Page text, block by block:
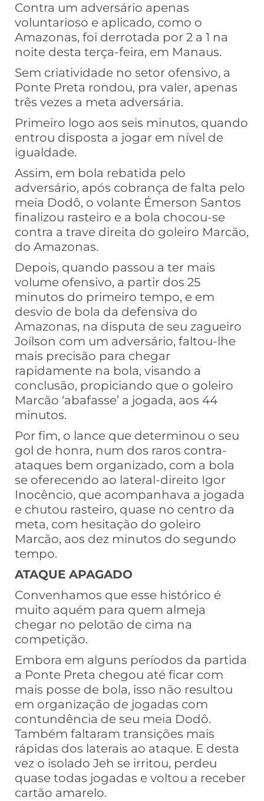
Contra um adversário apenas
voluntarioso e aplicado, como o
Amazonas, foi derrotada por 2 a 1 na
noite desta terça-feira, em Manaus.
Sem criatividade no setor ofensivo, a
Ponte Preta rondou, pra valer, apenas
três vezes a meta adversária.
Primeiro logo aos seis minutos, quando
entrou disposta a jogar em nível de
igualdade.
Assim, em bola rebatida pelo
adversário, após cobrança de falta pelo
meia Dodô, o volante Émerson Santos
finalizou rasteiro e a bola chocou-se
contra a trave direita do goleiro Marcão,
do Amazonas.
Depois, quando passou a ter mais
volume ofensivo, a partir dos 25
minutos do primeiro tempo, e em
desvio de bola da defensiva do
Amazonas, na disputa de seu zagueiro
Joílson com um adversário, faltou-lhe
mais precisão para chegar
rapidamente na bola, visando a
conclusão, propiciando que o goleiro
Marcão ‘abafasse’ a jogada, aos 44
minutos.
Por fim, o lance que determinou o seu
gol de honra, num dos raros contra-
ataques bem organizado, com a bola
se oferecendo ao lateral-direito Igor
Inocêncio, que acompanhava a jogada
e chutou rasteiro, quase no centro da
meta, com hesitação do goleiro
Marcão, aos dez minutos do segundo
tempo.
ATAQUE APAGADO
Convenhamos que esse histórico é
muito aquém para quem almeja
chegar no pelotão de cima na
competição.
Embora em alguns períodos da partida
a Ponte Preta chegou até ficar com
mais posse de bola, isso não resultou
em organização de jogadas com
contundência de seu meia Dodô.
Também faltaram transições mais
rápidas dos laterais ao ataque. E desta
vez o isolado Jeh se irritou, perdeu
quase todas jogadas e voltou a receber
cartão amarelo.